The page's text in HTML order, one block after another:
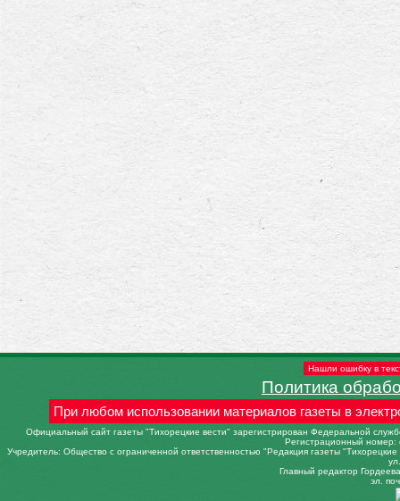
Нашли ошибку в
Политика
При любом использовании материалов газеты в
Официальный сайт газеты "Тихорецкие вести" зарегистрирован Федеральной
Регистрационный
Учредитель: Общество с ограниченной ответственностью "Редакция газеты
Главный редактор
эл.